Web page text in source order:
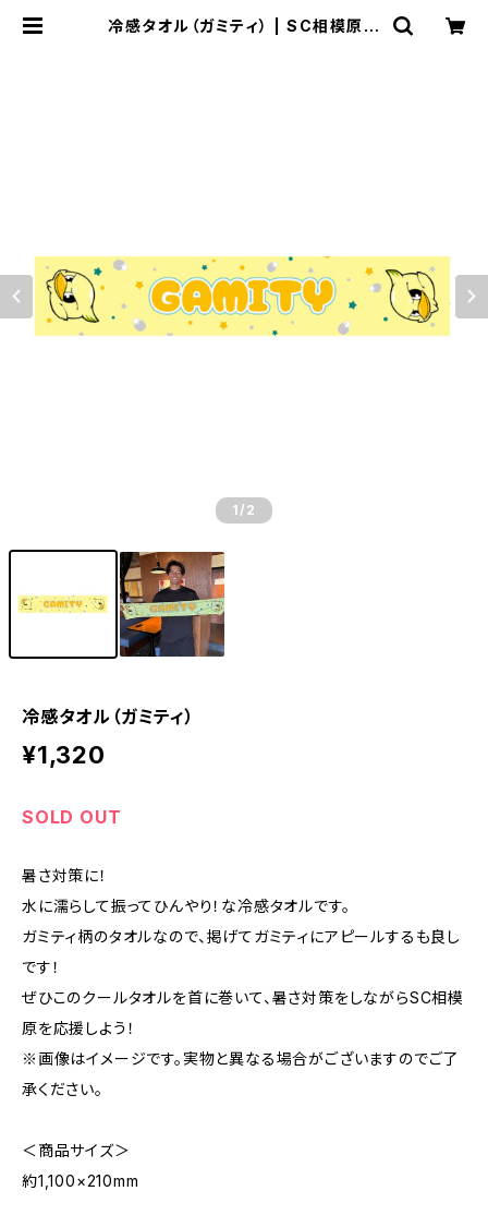
冷感タオル（ガミティ） | SC相模原公
1 /2
冷感タオル（ガミティ）
¥1,320
SOLD OUT
暑さ対策に！
水に濡らして振ってひんやり！な冷感タオルです。
ガミティ柄のタオルなので、掲げてガミティにアピールするも良し
です！
ぜひこのクールタオルを首に巻いて、暑さ対策をしながらSC相模
原を応援しよう！
※画像はイメージです。実物と異なる場合がございますのでご了
承ください。
＜商品サイズ＞
約1,100×210mm